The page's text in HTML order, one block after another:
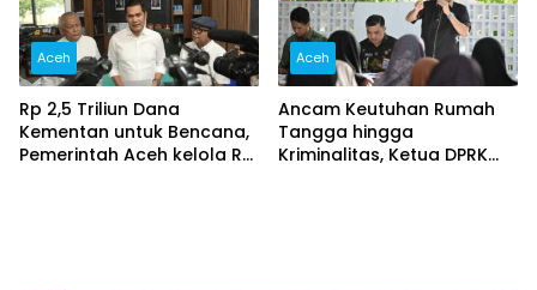
Aceh
Rp 2,5 Triliun Dana
Kementan untuk Bencana,
Pemerintah Aceh kelola Rp
Aceh
Ancam Keutuhan Rumah
Tangga hingga
Kriminalitas, Ketua DPRK